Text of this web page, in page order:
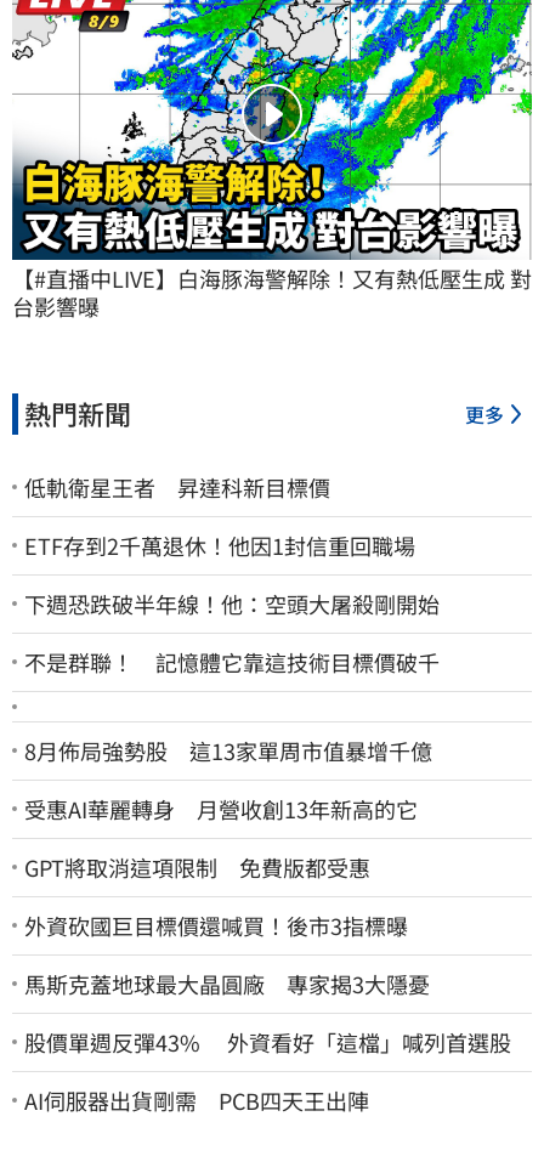
【#直播中LIVE】白海豚海警解除！又有熱低壓生成 對
台影響曝
熱門新聞 更多
低軌衛星王者 昇達科新目標價
ETF存到2千萬退休！他因1封信重回職場
下週恐跌破半年線！他：空頭大屠殺剛開始
不是群聯！ 記憶體它靠這技術目標價破千
8月佈局強勢股 這13家單周市值暴增千億
受惠AI華麗轉身 月營收創13年新高的它
GPT將取消這項限制 免費版都受惠
外資砍國巨目標價還喊買！後市3指標曝
馬斯克蓋地球最大晶圓廠 專家揭3大隱憂
股價單週反彈43% 外資看好「這檔」喊列首選股
AI伺服器出貨剛需 PCB四天王出陣